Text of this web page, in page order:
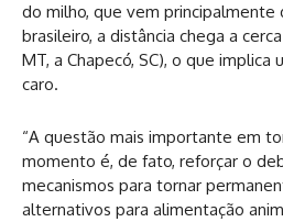
do milho, que vem
brasileiro, a distância chega a
MT, a Chapecó, SC), o que
caro.
“A questão mais importante em
momento é, de fato, reforçar o
mecanismos para tornar
alternativos para alimentação